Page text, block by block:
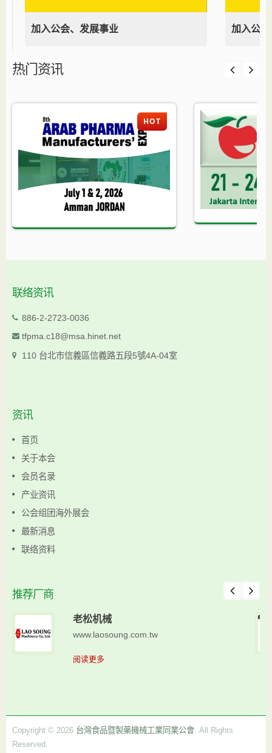
加入公会、发展事业 加入公
热门资讯
HOT
联络资讯
886-2-2723-0036
tfpma.c18@msa.hinet.net
110 台北市信義區信義路五段5號4A-04室
资讯
首页
关于本会
会员名录
产业资讯
公会组团海外展会
最新消息
联络资料
推荐厂商
老松机械
www.laosoung.com.tw
阅读更多
Copyright © 2026 台灣食品暨製藥機械工業同業公會. All Rights
Reserved.